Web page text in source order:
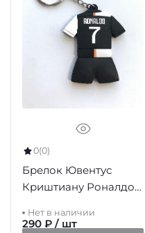
0(0)
Брелок Ювентус
Криштиану Роналдо
Нет в наличии
290 ₽ / шт